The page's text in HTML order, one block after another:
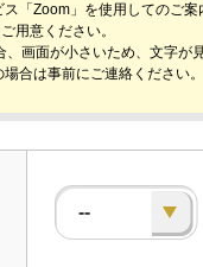
「Zoom」を使用してのご
用意ください。
画面が小さいため、文字が
合は事前にご連絡ください。
--